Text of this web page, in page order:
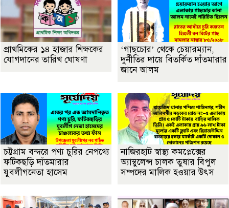
প্রাথমিকের ১৪ হাজার শিক্ষকের
যোগদানের তারিখ ঘোষণা
‘গাছচোর’ থেকে চেয়ারম্যান,
দুর্নীতির দায়ে বিতর্কিত দাঁতমারার
জানে আলম
চট্টগ্রাম বন্দরে পণ্য চুরির নেপথ্যে
ফটিকছড়ি দাঁতমারার
যুবলীগনেতা হাসেম
নাজিরহাট স্বাস্থ্য কমপ্লেক্সের
অ্যাম্বুলেন্স চালক তুষার বিপুল
সম্পদের মালিক হওয়ার উৎস